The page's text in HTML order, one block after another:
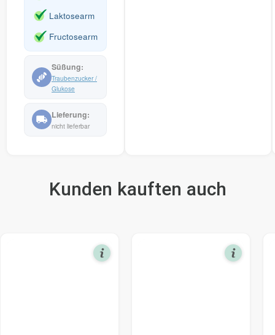
Laktosearm
Fructosearm
Traubenzucker /
Glukose
nicht lieferbar
Kunden kauften auch